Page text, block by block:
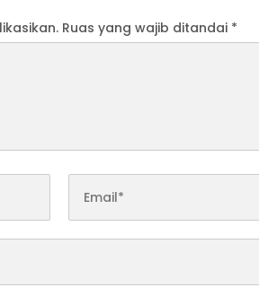
Ruas yang wajib ditandai *